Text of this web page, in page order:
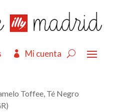
Mi cuenta
Toffee, Té Negro